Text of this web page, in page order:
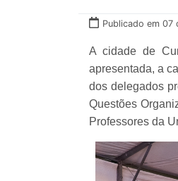
Publicado em 07
A cidade de
apresentada, a
dos delegados
Questões
Professores da